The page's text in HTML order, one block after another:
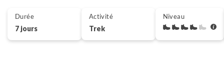
Durée
7 jours
Activité
Trek
Niveau